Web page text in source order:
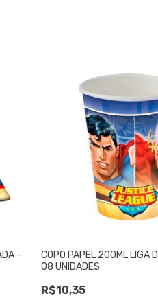
-
COPO PAPEL 200ML LIGA
08 UNIDADES
R$10,35